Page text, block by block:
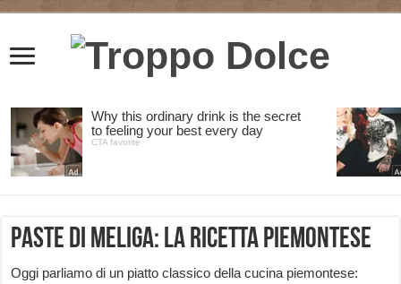
Paste di meliga: la ricetta piemontese
Oggi parliamo di un piatto classico della cucina piemontese: